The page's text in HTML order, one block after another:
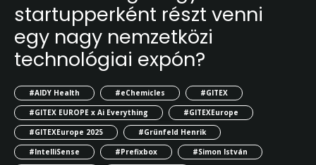
startupperként részt venni
egy nagy nemzetközi
technológiai expón?
#AIDY Health #eChemicles
#GITEX
#GITEX EUROPE x Ai Everything
#GITEXEurope
#GITEXEurope 2025
#Grünfeld Henrik
#IntelliSense
#Prefixbox
#Simon István